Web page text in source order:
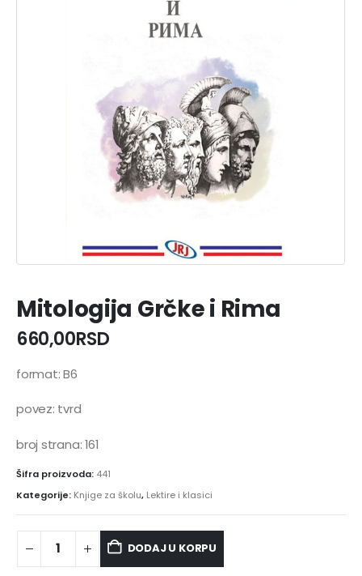
Mitologija Grčke i Rima
660,00RSD
format: B6
povez: tvrd
broj strana: 161
Šifra proizvoda: 441
Kategorije: Knjige za školu, Lektire i klasici
DODAJ U KORPU
Alternative: